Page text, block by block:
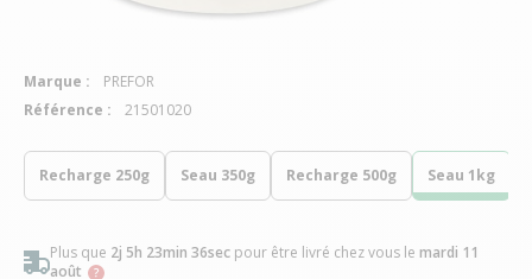
Recharge 250g Seau 350g Recharge 500g Seau 1kg
Plus que 2j 5h 23min 35sec pour être livré chez vous le mardi 11
août
Marque :
PREFOR
Référence :
21501020